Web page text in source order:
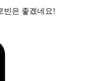
빈은 좋겠네요!